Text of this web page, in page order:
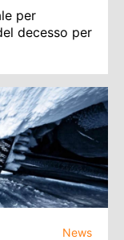
per
decesso per
News